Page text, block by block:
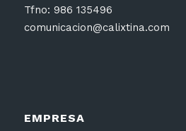
Tfno: 986 135496
comunicacion@calixtina.com
EMPRESA